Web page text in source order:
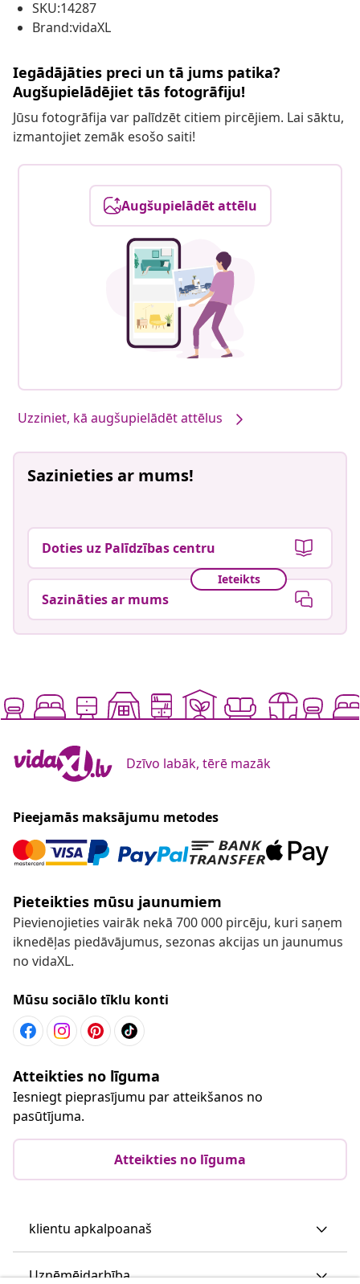
SKU:14287
Brand:vidaXL
Iegādājāties preci un tā jums patika?
Augšupielādējiet tās fotogrāfiju!
Jūsu fotogrāfija var palīdzēt citiem pircējiem. Lai sāktu,
izmantojiet zemāk esošo saiti!
Augšupielādēt attēlu
Uzziniet, kā augšupielādēt attēlus
Sazinieties ar mums!
Doties uz Palīdzības centru
Ieteikts
Sazināties ar mums
Dzīvo labāk, tērē mazāk
Pieejamās maksājumu metodes
Pieteikties mūsu jaunumiem
Pievienojieties vairāk nekā 700 000 pircēju, kuri saņem
iknedēļas piedāvājumus, sezonas akcijas un jaunumus
no vidaXL.
Mūsu sociālo tīklu konti
Atteikties no līguma
Iesniegt pieprasījumu par atteikšanos no
pasūtījuma.
Atteikties no līguma
klientu apkalpoanaš
Uzņēmējdarbība